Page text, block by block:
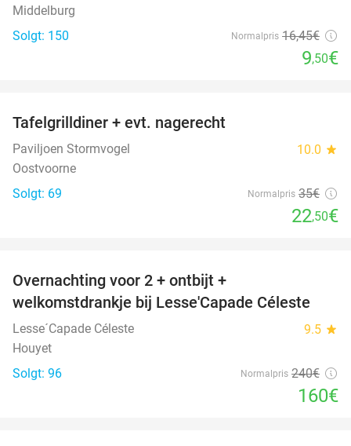
Middelburg
Solgt: 150
Normalpris 16,45€
9,50€
Tafelgrilldiner + evt. nagerecht
Paviljoen Stormvogel 10.0 star
Oostvoorne
Solgt: 69
Normalpris 35€
22,50€
Overnachting voor 2 + ontbijt +
welkomstdrankje bij Lesse'Capade Céleste
Lesse´Capade Céleste 9.5 star
Houyet
Solgt: 96
Normalpris 240€
160€